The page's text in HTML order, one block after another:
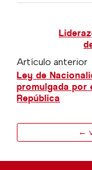
Artículo anterior
Ley de
promulgada por
República
←